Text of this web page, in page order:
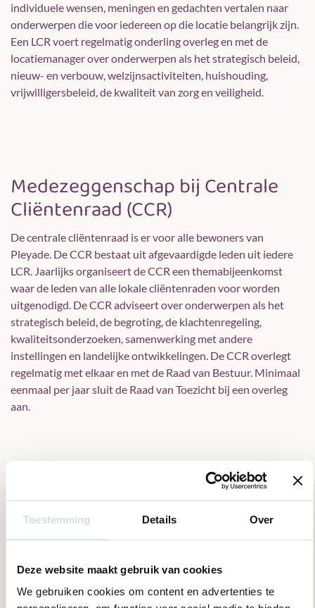
Toestemming Details Over
Deze website maakt gebruik van cookies
We gebruiken cookies om content en advertenties te
individuele wensen, meningen en gedachten vertalen naar
onderwerpen die voor iedereen op die locatie belangrijk zijn.
Een LCR voert regelmatig onderling overleg en met de
locatiemanager over onderwerpen als het strategisch beleid,
nieuw- en verbouw, welzijnsactiviteiten, huishouding,
vrijwilligersbeleid, de kwaliteit van zorg en veiligheid.
Medezeggenschap bij Centrale
Cliëntenraad (CCR)
De centrale cliëntenraad is er voor alle bewoners van
Pleyade. De CCR bestaat uit afgevaardigde leden uit iedere
LCR. Jaarlijks organiseert de CCR een themabijeenkomst
waar de leden van alle lokale cliëntenraden voor worden
uitgenodigd. De CCR adviseert over onderwerpen als het
strategisch beleid, de begroting, de klachtenregeling,
kwaliteitsonderzoeken, samenwerking met andere
instellingen en landelijke ontwikkelingen. De CCR overlegt
regelmatig met elkaar en met de Raad van Bestuur. Minimaal
eenmaal per jaar sluit de Raad van Toezicht bij een overleg
aan.
Wilt u meedenken, meepraten en
meebeslissen?
De ambtelijk secretaris ondersteunt de CCR. Heeft u een
vraag of een idee voor de CCR? Wilt u eens een vergadering
van de CCR of van een LCR bijwonen? Neem dan contact op